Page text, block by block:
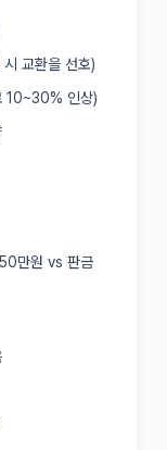
교환을 선호)
10~30% 인상)
만원 vs 판금